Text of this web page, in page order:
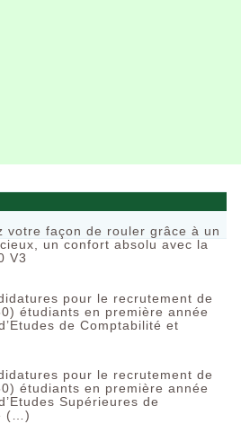
votre façon de rouler grâce à un
un confort absolu avec la
V3
pour le recrutement de
étudiants en première année
de Comptabilité et
pour le recrutement de
étudiants en première année
Supérieures de
(…)